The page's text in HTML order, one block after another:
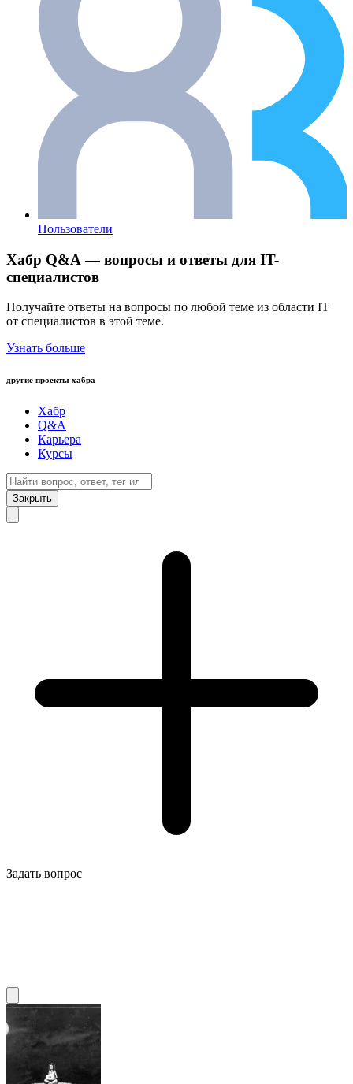
Пользователи
Хабр Q&A — вопросы и ответы для IT-
специалистов
Получайте ответы на вопросы по любой теме из области IT
от специалистов в этой теме.
Узнать больше
другие проекты хабра
Хабр
Q&A
Карьера
Курсы
Закрыть
Задать вопрос